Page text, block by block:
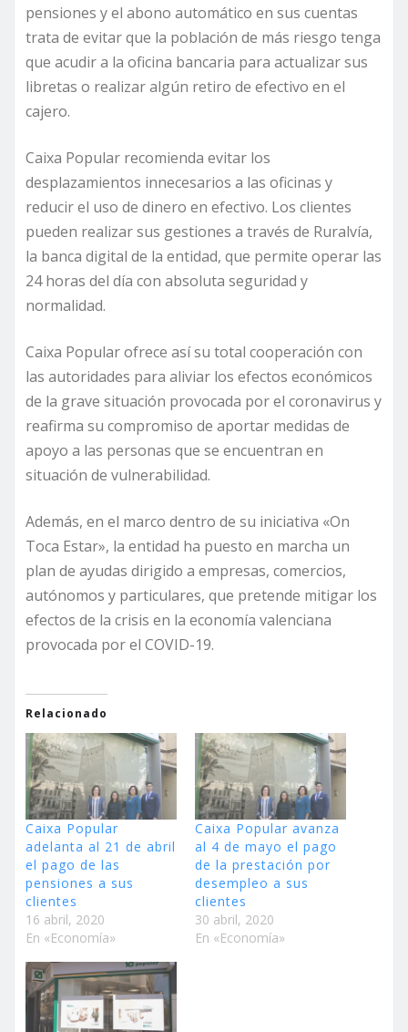
pensiones y el abono automático en sus cuentas
trata de evitar que la población de más riesgo tenga
que acudir a la oficina bancaria para actualizar sus
libretas o realizar algún retiro de efectivo en el
cajero.
Caixa Popular recomienda evitar los
desplazamientos innecesarios a las oficinas y
reducir el uso de dinero en efectivo. Los clientes
pueden realizar sus gestiones a través de Ruralvía,
la banca digital de la entidad, que permite operar las
24 horas del día con absoluta seguridad y
normalidad.
Caixa Popular ofrece así su total cooperación con
las autoridades para aliviar los efectos económicos
de la grave situación provocada por el coronavirus y
reafirma su compromiso de aportar medidas de
apoyo a las personas que se encuentran en
situación de vulnerabilidad.
Además, en el marco dentro de su iniciativa «On
Toca Estar», la entidad ha puesto en marcha un
plan de ayudas dirigido a empresas, comercios,
autónomos y particulares, que pretende mitigar los
efectos de la crisis en la economía valenciana
provocada por el COVID-19.
Relacionado
Caixa Popular
adelanta al 21 de abril
el pago de las
pensiones a sus
clientes
16 abril, 2020
En «Economía»
Caixa Popular avanza
al 4 de mayo el pago
de la prestación por
desempleo a sus
clientes
30 abril, 2020
En «Economía»